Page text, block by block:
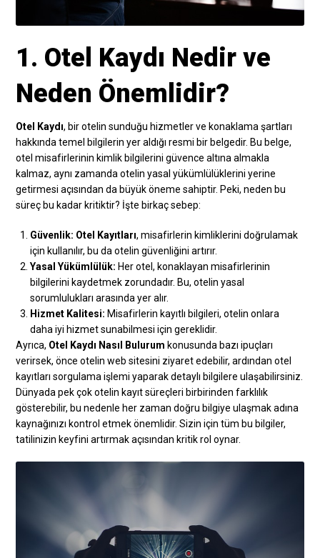
1. Otel Kaydı Nedir ve
Neden Önemlidir?
Otel Kaydı, bir otelin sunduğu hizmetler ve konaklama şartları
hakkında temel bilgilerin yer aldığı resmi bir belgedir. Bu belge,
otel misafirlerinin kimlik bilgilerini güvence altına almakla
kalmaz, aynı zamanda otelin yasal yükümlülüklerini yerine
getirmesi açısından da büyük öneme sahiptir. Peki, neden bu
süreç bu kadar kritiktir? İşte birkaç sebep:
Güvenlik: Otel Kayıtları, misafirlerin kimliklerini doğrulamak
için kullanılır, bu da otelin güvenliğini artırır.
Yasal Yükümlülük: Her otel, konaklayan misafirlerinin
bilgilerini kaydetmek zorundadır. Bu, otelin yasal
sorumlulukları arasında yer alır.
Hizmet Kalitesi: Misafirlerin kayıtlı bilgileri, otelin onlara
daha iyi hizmet sunabilmesi için gereklidir.
Ayrıca, Otel Kaydı Nasıl Bulurum konusunda bazı ipuçları
verirsek, önce otelin web sitesini ziyaret edebilir, ardından otel
kayıtları sorgulama işlemi yaparak detaylı bilgilere ulaşabilirsiniz.
Dünyada pek çok otelin kayıt süreçleri birbirinden farklılık
gösterebilir, bu nedenle her zaman doğru bilgiye ulaşmak adına
kaynağınızı kontrol etmek önemlidir. Sizin için tüm bu bilgiler,
tatilinizin keyfini artırmak açısından kritik rol oynar.